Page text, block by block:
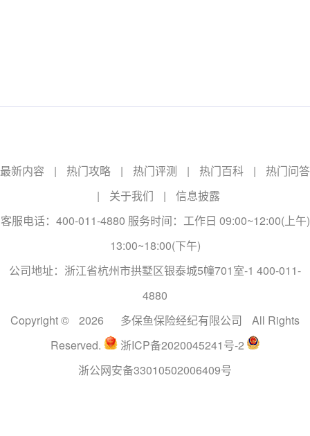
最新内容 | 热门攻略 | 热门评测 | 热门百科 |
热门问答
|
关于我们 |
信息披露
客服电话：400-011-4880 服务时间：工作日 09:00~12:00(上午)
13:00~18:00(下午)
公司地址：浙江省杭州市拱墅区银泰城5幢701室-1 400-011-
4880
Copyright ©
2026 多保鱼保险经纪有限公司
All Rights
Reserved.
浙ICP备2020045241号-2
浙公网安备33010502006409号